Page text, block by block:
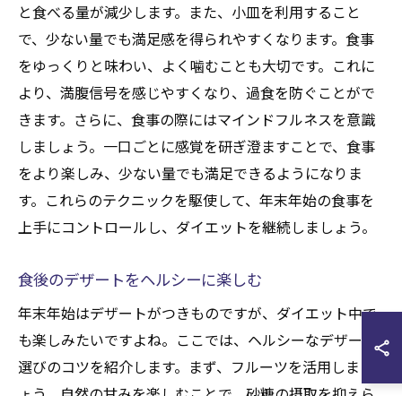
と食べる量が減少します。また、小皿を利用すること
で、少ない量でも満足感を得られやすくなります。食事
をゆっくりと味わい、よく噛むことも大切です。これに
より、満腹信号を感じやすくなり、過食を防ぐことがで
きます。さらに、食事の際にはマインドフルネスを意識
しましょう。一口ごとに感覚を研ぎ澄ますことで、食事
をより楽しみ、少ない量でも満足できるようになりま
す。これらのテクニックを駆使して、年末年始の食事を
上手にコントロールし、ダイエットを継続しましょう。
食後のデザートをヘルシーに楽しむ
年末年始はデザートがつきものですが、ダイエット中で
も楽しみたいですよね。ここでは、ヘルシーなデザート
選びのコツを紹介します。まず、フルーツを活用しまし